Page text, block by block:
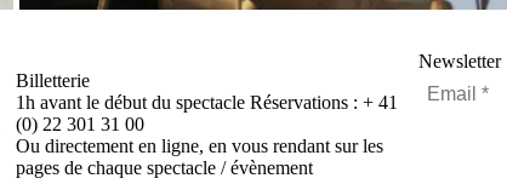
Billetterie
1h avant le début du spectacle Réservations : + 41
(0) 22 301 31 00
Ou directement en ligne, en vous rendant sur les
pages de chaque spectacle / évènement
Newsletter